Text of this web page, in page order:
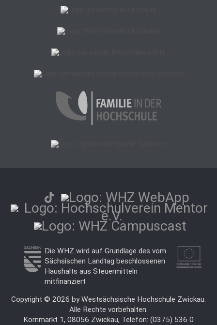
Die WHZ wird auf Grundlage des vom
Sächsischen Landtag beschlossenen
Haushalts aus Steuermitteln
mitfinanziert
Copyright © 2026 by Westsächsische Hochschule Zwickau.
Alle Rechte vorbehalten.
Kornmarkt 1, 08056 Zwickau, Telefon: (0375) 536 0